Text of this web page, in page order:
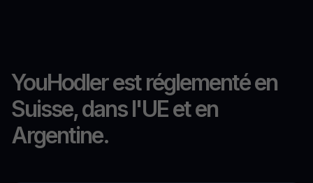
YouHodler est réglementé en
Suisse, dans l'UE et en
Argentine.